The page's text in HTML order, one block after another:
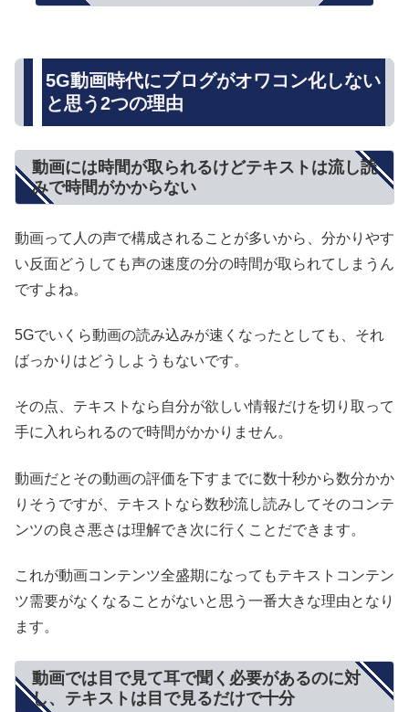
5G動画時代にブログがオワコン化しない
と思う2つの理由
動画には時間が取られるけどテキストは流し読
みで時間がかからない
動画って人の声で構成されることが多いから、分かりやす
い反面どうしても声の速度の分の時間が取られてしまうん
ですよね。
5Gでいくら動画の読み込みが速くなったとしても、それ
ばっかりはどうしようもないです。
その点、テキストなら自分が欲しい情報だけを切り取って
手に入れられるので時間がかかりません。
動画だとその動画の評価を下すまでに数十秒から数分かか
りそうですが、テキストなら数秒流し読みしてそのコンテ
ンツの良さ悪さは理解でき次に行くことだできます。
これが動画コンテンツ全盛期になってもテキストコンテン
ツ需要がなくなることがないと思う一番大きな理由となり
ます。
動画では目で見て耳で聞く必要があるのに対
し、テキストは目で見るだけで十分